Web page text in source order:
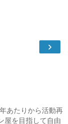
›
あたりから活動再
屋を目指して自由